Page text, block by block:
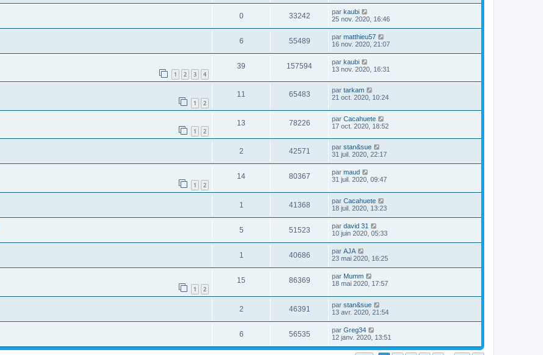
0 33242 par kaubi
25 nov. 2020, 16:46
6 55489 par matthieu57
16 nov. 2020, 21:07
1 2 3 4
39 157594 par kaubi
13 nov. 2020, 16:31
1 2
11 65483 par tarkam
21 oct. 2020, 10:24
1 2
13 78226 par Cacahuete
17 oct. 2020, 18:52
2 42571 par stan&sue
31 juil. 2020, 22:17
1 2
14 80367 par maud
31 juil. 2020, 09:47
1 41368 par Cacahuete
18 juil. 2020, 13:23
5 51523 par david 31
10 juin 2020, 05:33
1 40686 par AJA
23 mai 2020, 16:25
1 2
15 86369 par Mumm
18 mai 2020, 17:57
2 46391 par stan&sue
13 avr. 2020, 21:54
6 56535 par Greg34
12 janv. 2020, 13:51